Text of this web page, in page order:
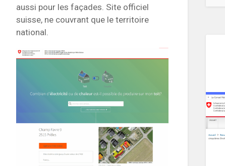
aussi pour les façades. Site officiel
suisse, ne couvrant que le territoire
national.